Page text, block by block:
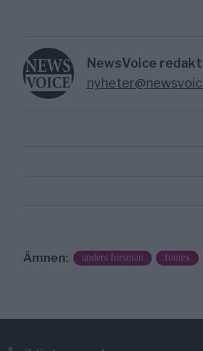
NewsVoice
Ämnen: anders forsman fontex